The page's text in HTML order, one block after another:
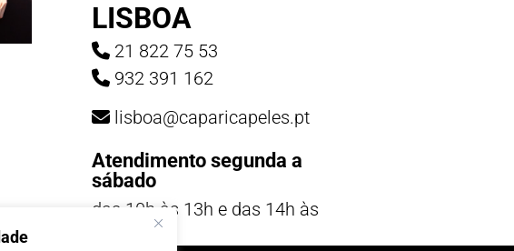
LISBOA
21 822 75 53
932 391 162
lisboa@caparicapeles.pt
Atendimento segunda a
sábado
das 10h às 13h e das 14h às